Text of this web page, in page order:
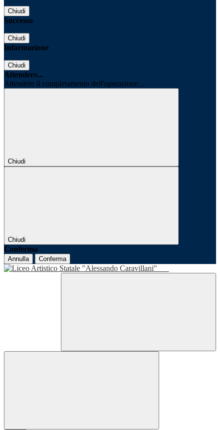
Chiudi
Successo
Chiudi
Informazione
Chiudi
Attendere...
Attendere il completamento dell'operazione...
Chiudi
Chiudi
Conferma
Annulla Conferma